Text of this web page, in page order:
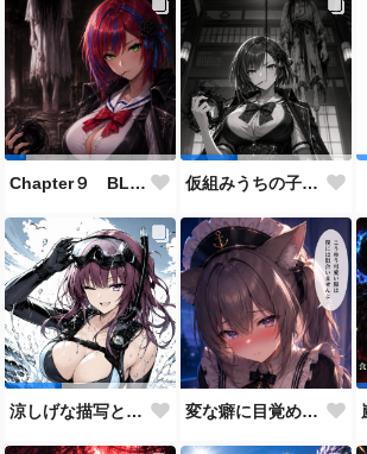
Chapter９ BLACK OUT 生存者側伴 緋聖の設定とストーリーに使用した画像 仮組みうちの子28人目にしてずっと作りたかった仕事人ポジション。
涼しげな描写とはをコンセプトにしたダイバー花梨先輩 変な癖に目覚めそうになったメイドディーレ赤面バージョン